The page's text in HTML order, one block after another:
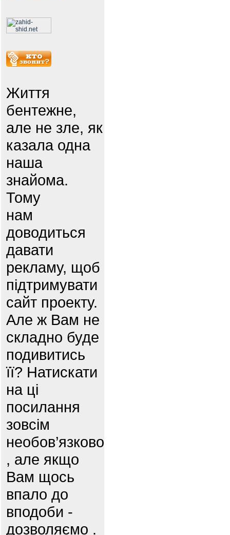
Життя
бентежне,
але не зле, як
казала одна
наша
знайома.
Тому
нам
доводиться
давати
рекламу, щоб
підтримувати
сайт проекту.
Але ж Вам не
складно буде
подивитись
її? Натискати
на ці
посилання
зовсім
необов’язково
, але якщо
Вам щось
впало до
вподоби -
дозволяємо .